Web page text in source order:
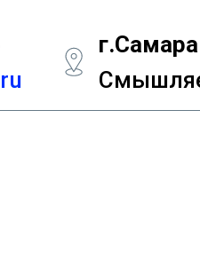
г.Самара